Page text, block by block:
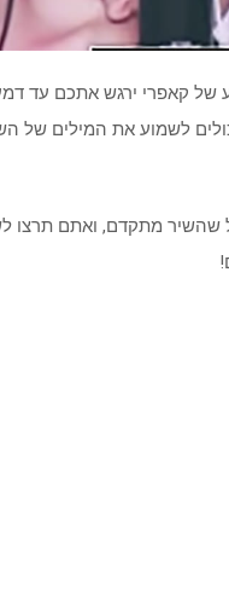
של קאפרי ירגש אתכם עד
מתקדם, ואתם תרצו